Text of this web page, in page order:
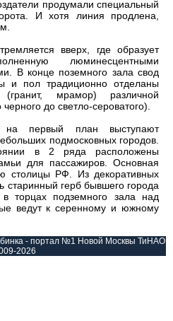
продумали специальный
И хотя линия продлена,
вверх, где образует
люминесцентными
В конце поземного зала свод
и пол традиционно отделаны
мрамор) различной
до светло-сероватого).
на первый план выступают
подмосковных городов.
в 2 ряда расположены
для пассажиров. Основная
столицы РФ. Из декоративных
старинный герб бывшего города
торцах подземного зала над
ведут к серенному и южному
- портал №1 Новой Москвы ТиНАО
2026